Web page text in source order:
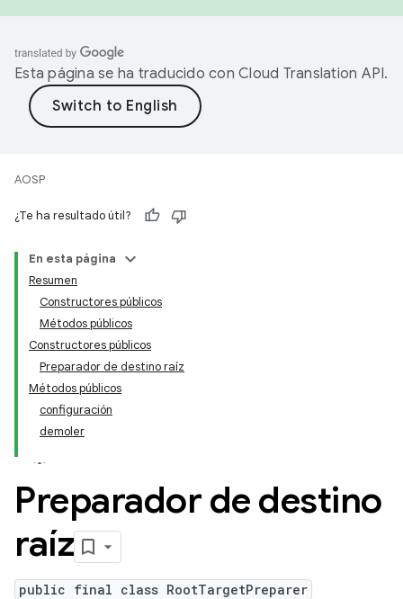
Esta página se ha traducido con Cloud Translation API.
AOSP
¿Te ha resultado útil?
En esta página
Resumen
Constructores públicos
Métodos públicos
Constructores públicos
Preparador de destino raíz
Métodos públicos
configuración
demoler
Preparador de destino
raíz
public final class RootTargetPreparer